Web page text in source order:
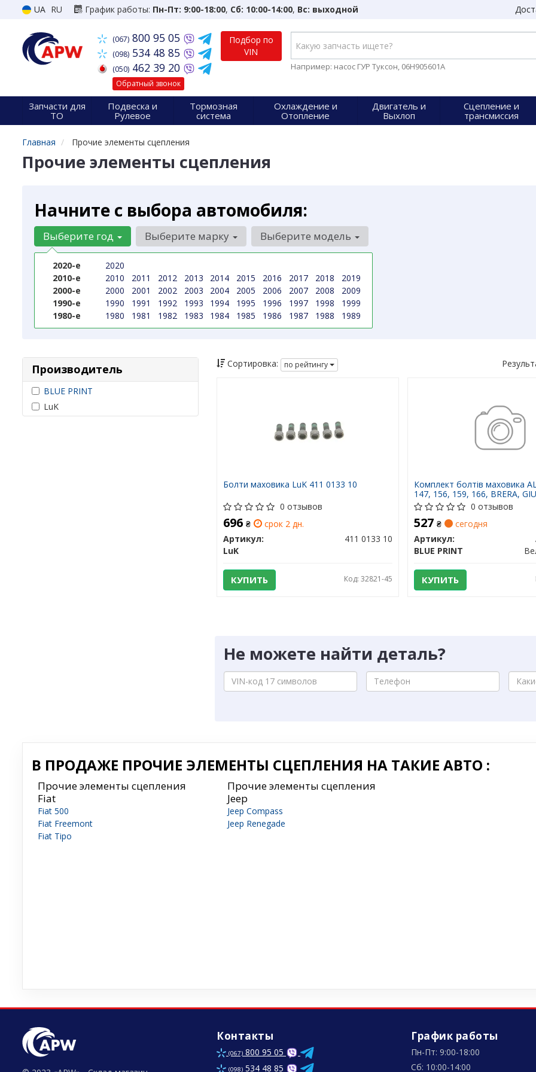
UA RU График работы: Пн-Пт: 9:00-18:00, Сб: 10:00-14:00, Вс: выходной
(067)800 95 05
(098)534 48 85
(050)462 39 20
Обратный звонок
Подбор по
VIN
Например: насос ГУР Туксон, 06H905601A
Запчасти для
ТО
Подвеска и
Рулевое
Тормозная
система
Охлаждение и
Отопление
Двигатель и
Выхлоп
Сцепление и
трансмиссия
Главная Прочие элементы сцепления
Прочие элементы сцепления
Начните с выбора автомобиля:
Выберите год
2020-е
2020
2010-е
2010 2011 2012 2013 2014 2015 2016 2017 2018
2019
2000-е
2000 2001 2002 2003 2004 2005 2006 2007 2008
2009
1990-е
1990 1991 1992 1993 1994 1995 1996 1997 1998
1999
1980-е
1980 1981 1982 1983 1984 1985 1986 1987 1988 1989
Выберите марку Выберите модель
Производитель
BLUE PRINT
LuK
Сортировка: по рейтингу
Болти маховика LuK 411 0133 10
0 отзывов
696 ₴
срок 2 дн.
Артикул:
411 0133 10
LuK
КУПИТЬ Код: 32821-45
Комплект болтів маховика
147, 156, 159, 166, BRERA,
GIULIETTA/HATCHBACK,
FIAT 500L, 500X, BRAVA,
II, DOBLO, DOBLO CARGO
12.98- ADW193305 BLUE PRINT
0 отзывов
527₴
сегодня
Артикул:
BLUE PRINT
КУПИТЬ
Не можете найти деталь?
В ПРОДАЖЕ ПРОЧИЕ ЭЛЕМЕНТЫ СЦЕПЛЕНИЯ НА ТАКИЕ АВТО :
Прочие элементы сцепления
Fiat
Fiat 500
Fiat Freemont
Fiat Tipo
Прочие элементы сцепления
Jeep
Jeep Compass
Jeep Renegade
Контакты
(067) 800 95 05
(098) 534 48 85
График работы
Пн-Пт: 9:00-18:00
Сб: 10:00-14:00